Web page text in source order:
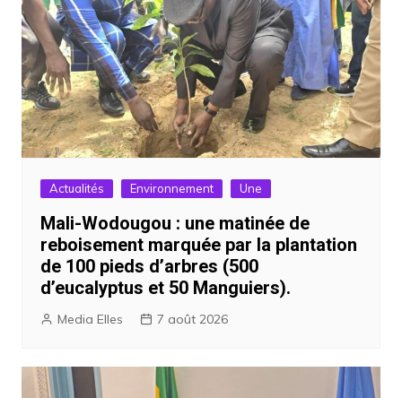
Actualités Environnement Une
Mali-Wodougou : une matinée de
reboisement marquée par la plantation
de 100 pieds d’arbres (500
d’eucalyptus et 50 Manguiers).
Media Elles 7 août 2026